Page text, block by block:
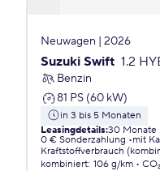
Neuwagen | 2026
Suzuki Swift 1.2
Benzin
81 PS (60 kW)
in 3 bis 5 Monaten
Leasingdetails:30 Monate
0 € Sonderzahlung
mit
Kraftstoffverbrauch
kombiniert: 106 g/km